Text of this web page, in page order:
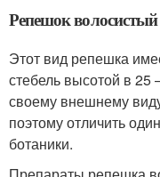
Репешок волосистый
Этот вид репешка
стебель высотой в
своему внешнему
поэтому отличить
ботаники.